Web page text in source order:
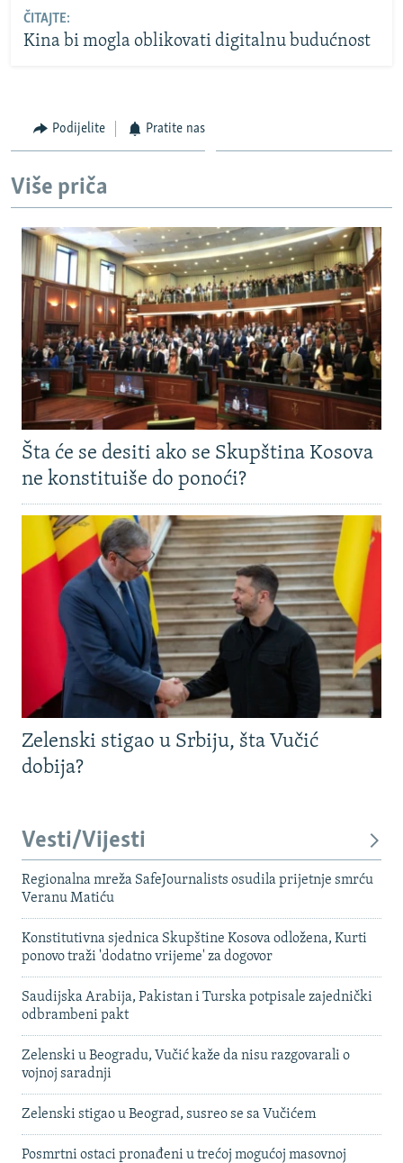
ČITAJTE:
Kina bi mogla oblikovati digitalnu budućnost
Podijelite Pratite nas
Više priča
Šta će se desiti ako se Skupština Kosova
ne konstituiše do ponoći?
Zelenski stigao u Srbiju, šta Vučić
dobija?
Vesti/Vijesti
Regionalna mreža SafeJournalists osudila prijetnje smrću
Veranu Matiću
Konstitutivna sjednica Skupštine Kosova odložena, Kurti
ponovo traži 'dodatno vrijeme' za dogovor
Saudijska Arabija, Pakistan i Turska potpisale zajednički
odbrambeni pakt
Zelenski u Beogradu, Vučić kaže da nisu razgovarali o
vojnoj saradnji
Zelenski stigao u Beograd, susreo se sa Vučićem
Posmrtni ostaci pronađeni u trećoj mogućoj masovnoj